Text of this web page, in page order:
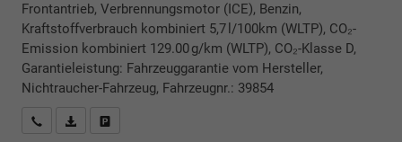
Frontantrieb, Verbrennungsmotor (ICE), Benzin,
Kraftstoffverbrauch kombiniert 5,7 l/100km (WLTP), CO₂-
Emission kombiniert 129.00 g/km (WLTP), CO₂-Klasse D,
Garantieleistung: Fahrzeuggarantie vom Hersteller,
Nichtraucher-Fahrzeug, Fahrzeugnr.: 39854
Rückrufbitte absenden
PDF-Datei, Fahrzeugexposé drucken